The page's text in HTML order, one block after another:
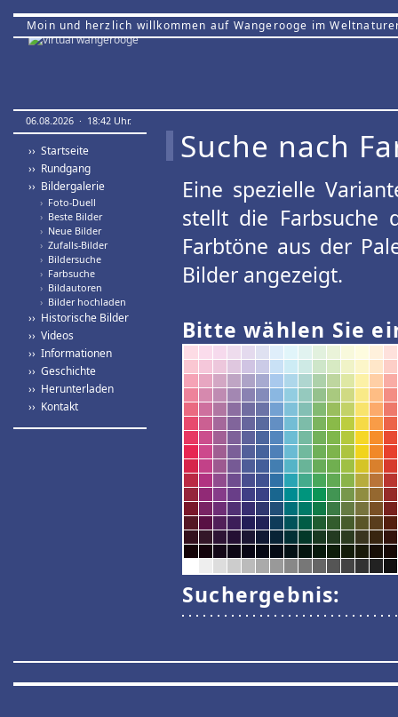
Moin und herzlich willkommen auf Wangerooge im
06.08.2026 · 18:42 Uhr.
›› Startseite
›› Rundgang
›› Bildergalerie
› Foto-Duell
› Beste Bilder
› Neue Bilder
› Zufalls-Bilder
› Bildersuche
› Farbsuche
› Bildautoren
› Bilder hochladen
›› Historische Bilder
›› Videos
›› Informationen
›› Geschichte
›› Herunterladen
›› Kontakt
Suche nach
Eine spezielle
stellt die Farbsuche
Farbtöne aus der
Bilder angezeigt.
Bitte wählen Sie
Suchergebnis: